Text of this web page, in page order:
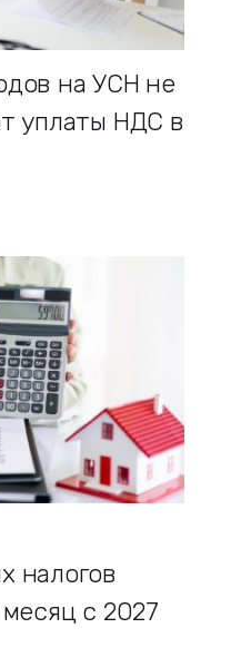
на УСН не
уплаты НДС в
налогов
с 2027